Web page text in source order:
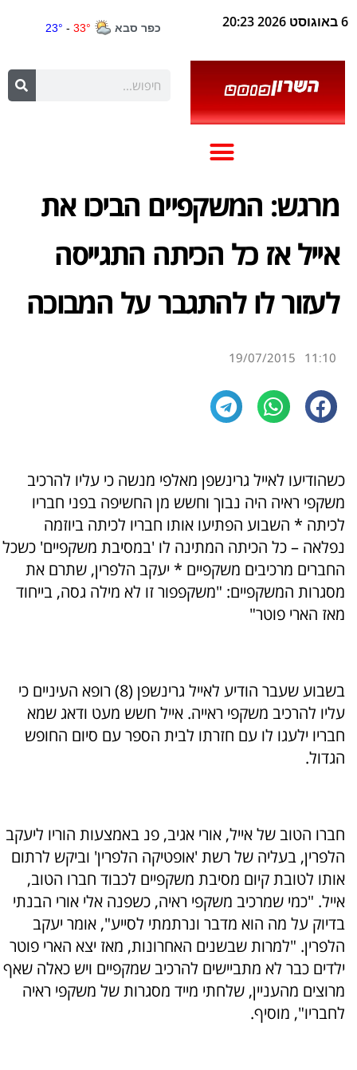
6 באוגוסט 2026 20:23
מרגש: המשקפיים הביכו את
אייל אז כל הכיתה התגייסה
לעזור לו להתגבר על המבוכה
11:10
19/07/2015
כשהודיעו לאייל גרינשפן מאלפי מנשה כי עליו להרכיב
משקפי ראיה היה נבוך וחשש מן החשיפה בפני חבריו
לכיתה * השבוע הפתיעו אותו חבריו לכיתה ביוזמה
נפלאה – כל הכיתה המתינה לו 'במסיבת משקפיים' כשכל
החברים מרכיבים משקפיים * יעקב הלפרין, שתרם את
מסגרות המשקפיים: "משקפפור זו לא מילה גסה, בייחוד
מאז הארי פוטר"
בשבוע שעבר הודיע לאייל גרינשפן (8) רופא העיניים כי
עליו להרכיב משקפי ראייה. אייל חשש מעט ודאג שמא
חבריו ילעגו לו עם חזרתו לבית הספר עם סיום החופש
הגדול.
חברו הטוב של אייל, אורי אגיב, פנ באמצעות הוריו ליעקב
הלפרין, בעליה של רשת 'אופטיקה הלפרין' וביקש לרתום
אותו לטובת קיום מסיבת משקפיים לכבוד חברו הטוב,
אייל. "כמי שמרכיב משקפי ראיה, כשפנה אלי אורי הבנתי
בדיוק על מה הוא מדבר ונרתמתי לסייע", אומר יעקב
הלפרין. "למרות שבשנים האחרונות, מאז יצא הארי פוטר
ילדים כבר לא מתביישים להרכיב שמקפיים ויש כאלה שאף
מרוצים מהעניין, שלחתי מייד מסגרות של משקפי ראיה
לחבריו", מוסיף.